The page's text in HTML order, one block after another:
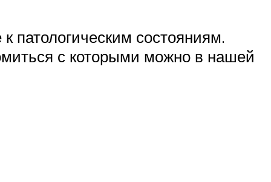
состояниям.
с которыми можно в нашей